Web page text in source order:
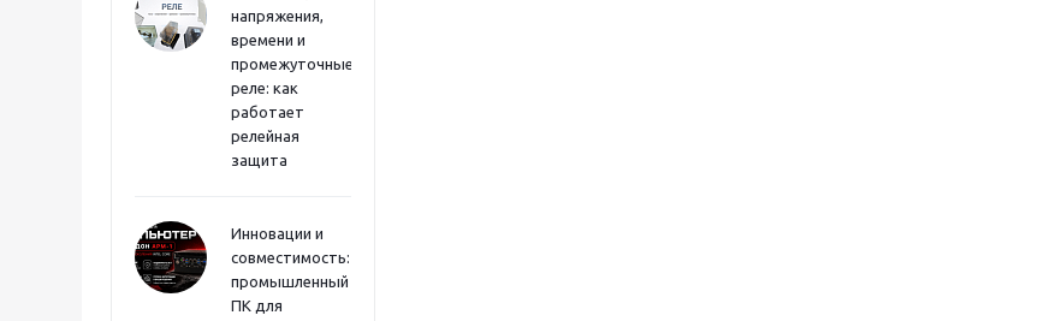
напряжения,
времени и
промежуточные
реле: как
работает
релейная
защита
Инновации и
совместимость:
промышленный
ПК для